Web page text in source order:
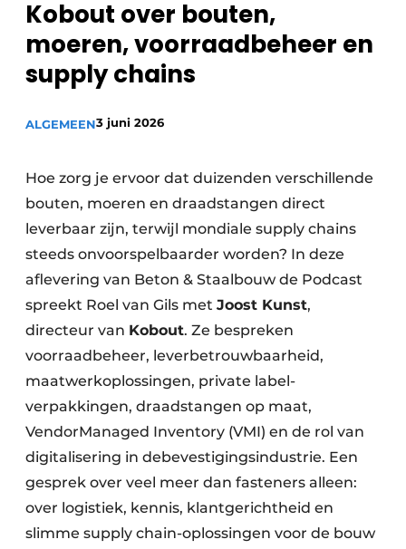
Privacy / Cookie statement
Vacature aanmelden
Video’s
Kobout over bouten,
moeren, voorraadbeheer en
supply chains
ALGEMEEN3 juni 2026
Hoe zorg je ervoor dat duizenden verschillende
bouten, moeren en draadstangen direct
leverbaar zijn, terwijl mondiale supply chains
steeds onvoorspelbaarder worden? In deze
aflevering van Beton & Staalbouw de Podcast
spreekt Roel van Gils met Joost Kunst,
directeur van Kobout. Ze bespreken
voorraadbeheer, leverbetrouwbaarheid,
maatwerkoplossingen, private label-
verpakkingen, draadstangen op maat,
VendorManaged Inventory (VMI) en de rol van
digitalisering in debevestigingsindustrie. Een
gesprek over veel meer dan fasteners alleen:
over logistiek, kennis, klantgerichtheid en
slimme supply chain-oplossingen voor de bouw